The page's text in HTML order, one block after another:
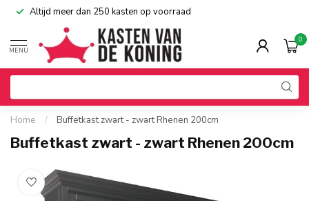
Altijd meer dan 250 kasten op voorraad
MENU
0
Home / Buffetkast zwart - zwart Rhenen 200cm
Buffetkast zwart - zwart Rhenen 200cm